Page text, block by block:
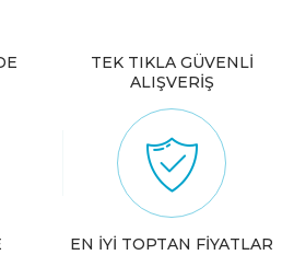
TEK TIKLA GÜVENLİ
ALIŞVERİŞ
EN İYİ TOPTAN FİYATLAR